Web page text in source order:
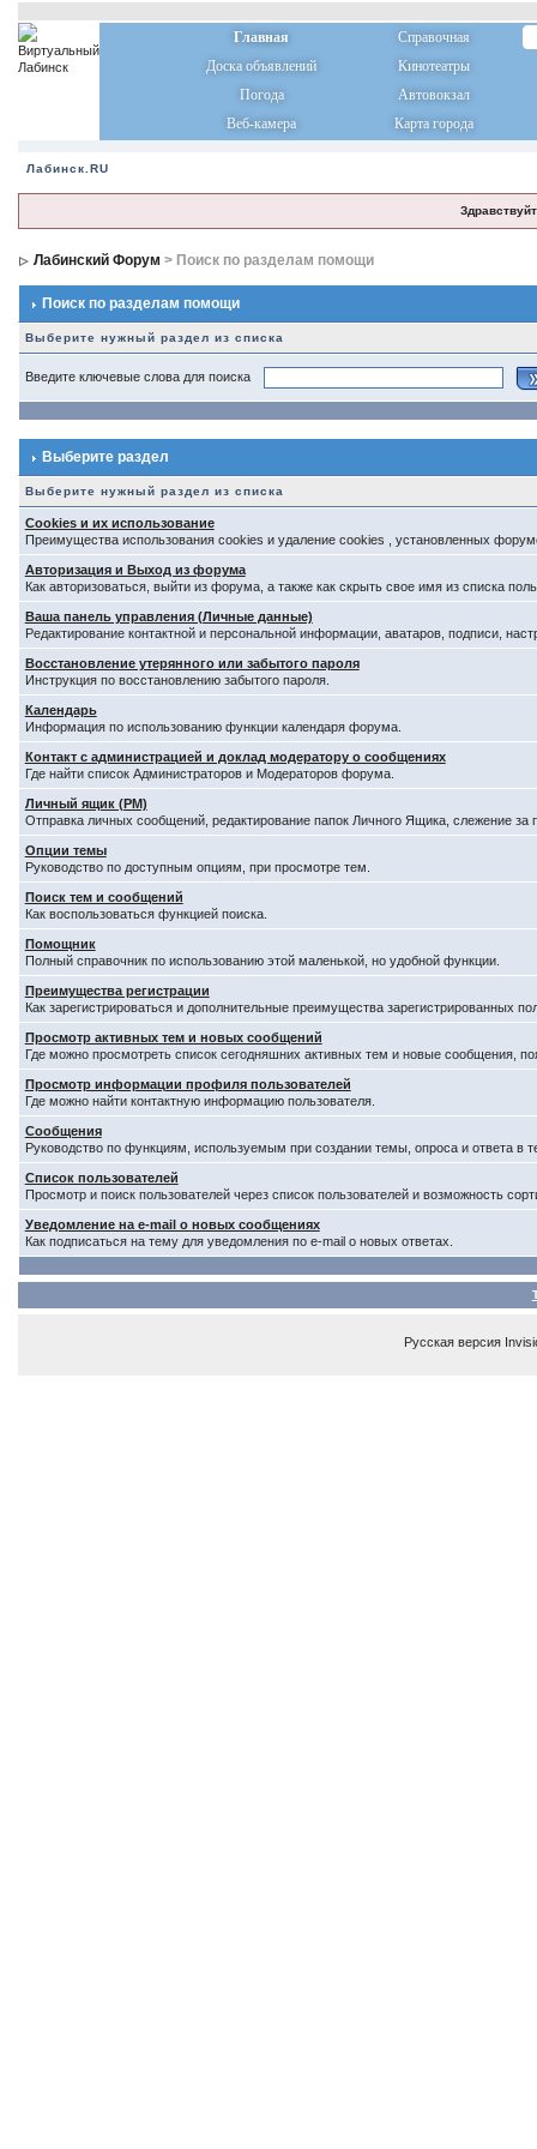
Главная
Справочная
Доска объявлений
Кинотеатры
Погода
Автовокзал
Веб-камера
Карта города
Лабинск.RU
Лабинский Форум > Поиск по разделам помощи
Поиск по разделам помощи
Выберите нужный раздел из списка
Введите ключевые слова для поиска
Выберите раздел
Выберите нужный раздел из списка
Cookies и их использование
Преимущества использования cookies и удаление cookies , установленных
Авторизация и Выход из форума
Как авторизоваться, выйти из форума, а также как скрыть свое имя из списка
Ваша панель управления (Личные данные)
Редактирование контактной и персональной информации, аватаров, подписи,
Восстановление утерянного или забытого пароля
Инструкция по восстановлению забытого пароля.
Календарь
Информация по использованию функции календаря форума.
Контакт с администрацией и доклад модератору о сообщениях
Где найти список Администраторов и Модераторов форума.
Личный ящик (PM)
Отправка личных сообщений, редактирование папок Личного Ящика, слежение
Опции темы
Руководство по доступным опциям, при просмотре тем.
Поиск тем и сообщений
Как воспользоваться функцией поиска.
Помощник
Полный справочник по использованию этой маленькой, но удобной функции.
Преимущества регистрации
Как зарегистрироваться и дополнительные преимущества зарегистрированных
Просмотр активных тем и новых сообщений
Где можно просмотреть список сегодняшних активных тем и новые сообщения,
Просмотр информации профиля пользователей
Где можно найти контактную информацию пользователя.
Сообщения
Руководство по функциям, используемым при создании темы, опроса и ответа в
Список пользователей
Просмотр и поиск пользователей через список пользователей и возможность
Уведомление на e-mail о новых сообщениях
Как подписаться на тему для уведомления по e-mail о новых ответах.
Русская версия